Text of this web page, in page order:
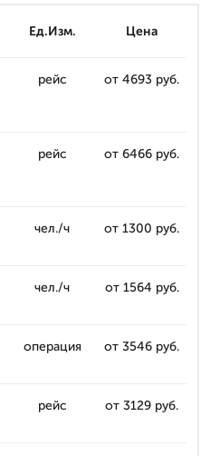
Ед.Изм. Цена
рейс от 4693 руб.
рейс от 6466 руб.
чел./ч от 1300 руб.
чел./ч от 1564 руб.
операция от 3546 руб.
рейс от 3129 руб.